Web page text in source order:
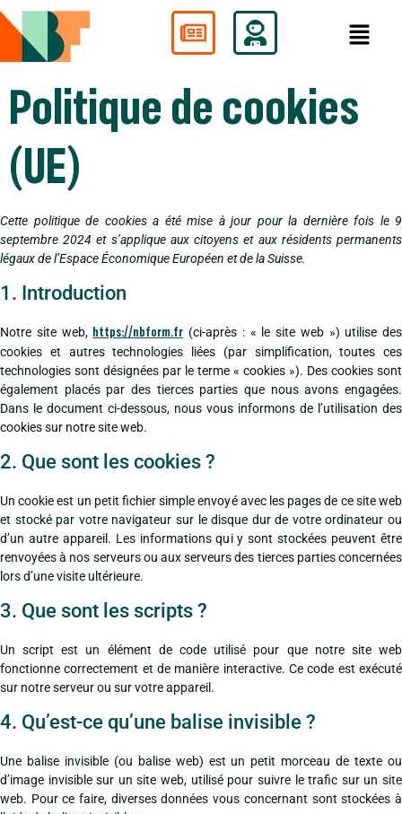
principal
Politique de cookies
(UE)
Cette politique de cookies a été mise à jour pour la dernière fois le 9
septembre 2024 et s’applique aux citoyens et aux résidents permanents
légaux de l’Espace Économique Européen et de la Suisse.
1. Introduction
Notre site web, https://nbform.fr (ci-après : « le site web ») utilise des
cookies et autres technologies liées (par simplification, toutes ces
technologies sont désignées par le terme « cookies »). Des cookies sont
également placés par des tierces parties que nous avons engagées.
Dans le document ci-dessous, nous vous informons de l’utilisation des
cookies sur notre site web.
2. Que sont les cookies ?
Un cookie est un petit fichier simple envoyé avec les pages de ce site web
et stocké par votre navigateur sur le disque dur de votre ordinateur ou
d’un autre appareil. Les informations qui y sont stockées peuvent être
renvoyées à nos serveurs ou aux serveurs des tierces parties concernées
lors d’une visite ultérieure.
3. Que sont les scripts ?
Un script est un élément de code utilisé pour que notre site web
fonctionne correctement et de manière interactive. Ce code est exécuté
sur notre serveur ou sur votre appareil.
4. Qu’est-ce qu’une balise invisible ?
Une balise invisible (ou balise web) est un petit morceau de texte ou
d’image invisible sur un site web, utilisé pour suivre le trafic sur un site
web. Pour ce faire, diverses données vous concernant sont stockées à